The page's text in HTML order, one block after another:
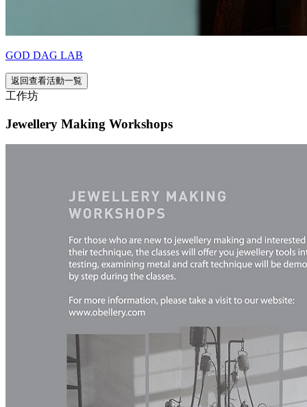
GOD DAG LAB
返回查看活動一覧
工作坊
Jewellery Making Workshops